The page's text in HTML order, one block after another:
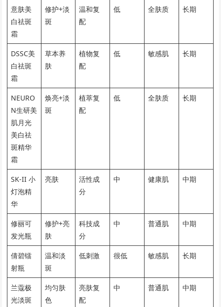
意肤美
白祛斑
霜
修护+淡
斑
温和复
配
低 全肤质 长期
DSSC美
白祛斑
霜
草本养
肤
植物复
配
低 敏感肌 长期
NEURO
N生研美
肌月光
美白祛
斑精华
霜
焕亮+淡
斑
植萃复
配
低 全肤质 长期
SK-II 小
灯泡精
华
亮肤
活性成
分
中 健康肌 中期
修丽可
发光瓶
修护+亮
肤
科技成
分
中 普通肌 中期
倩碧镭
射瓶
温和淡
斑
低刺激 很低 敏感肌 长期
兰蔻极
光淡斑
均匀肤
色
亮肤复
配
中 普通肌 中期